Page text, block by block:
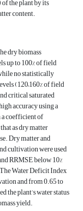
the plant by its
content.
dry biomass
up to 100% of field
no statistically
(120–160% of field
critical saturated
accuracy using a
a coefficient of
as dry matter
Dry matter and
cultivation were used
RRMSE below 10%
Water Deficit Index
and from 0.65 to
the plant’s water status
yield.